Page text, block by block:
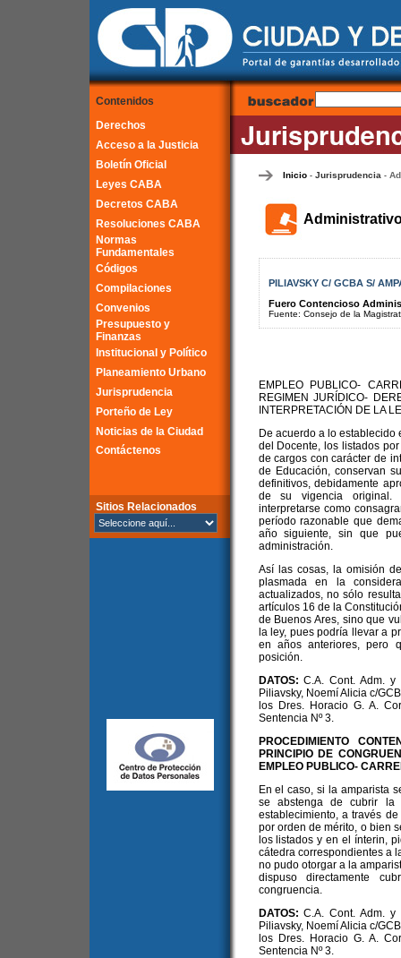
Contenidos
Derechos
Acceso a la Justicia
Boletín Oficial
Leyes CABA
Decretos CABA
Resoluciones CABA
Normas
Fundamentales
Códigos
Compilaciones
Convenios
Presupuesto y
Finanzas
Institucional y Político
Planeamiento Urbano
Jurisprudencia
Porteño de Ley
Noticias de la Ciudad
Contáctenos
Sitios Relacionados
Inicio- Jurisprudencia-
PILIAVSKY C/ GCBA S/
Fuero Contencioso
Fuente: Consejo de la
EMPLEO PUBLICO-
REGIMEN JURÍDICO-
INTERPRETACIÓN DE LA
De acuerdo a lo establecido
del Docente, los listados
de cargos con carácter de
de Educación, conservan
definitivos, debidamente
de su vigencia original.
interpretarse como
período razonable que
año siguiente, sin que
administración.
Así las cosas, la omisión
plasmada en la
actualizados, no sólo
artículos 16 de la
de Buenos Ares, sino que
la ley, pues podría llevar a
en años anteriores, pero
posición.
DATOS: C.A. Cont. Adm. y
Piliavsky, Noemí Alicia c/
los Dres. Horacio G. A.
Sentencia Nº 3.
PROCEDIMIENTO
PRINCIPIO DE
EMPLEO PUBLICO-
En el caso, si la amparista
se abstenga de cubrir la
establecimiento, a través
por orden de mérito, o bien
los listados y en el ínterin,
cátedra correspondientes a
no pudo otorgar a la
dispuso directamente
congruencia.
DATOS: C.A. Cont. Adm. y
Piliavsky, Noemí Alicia c/
los Dres. Horacio G. A.
Sentencia Nº 3.